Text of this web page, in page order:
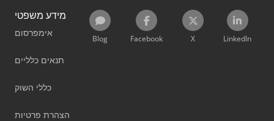
מידע משפטי
אימפרסום
תנאים כלליים
כללי השוק
הצהרת פרטיות
Blog Facebook X LinkedIn